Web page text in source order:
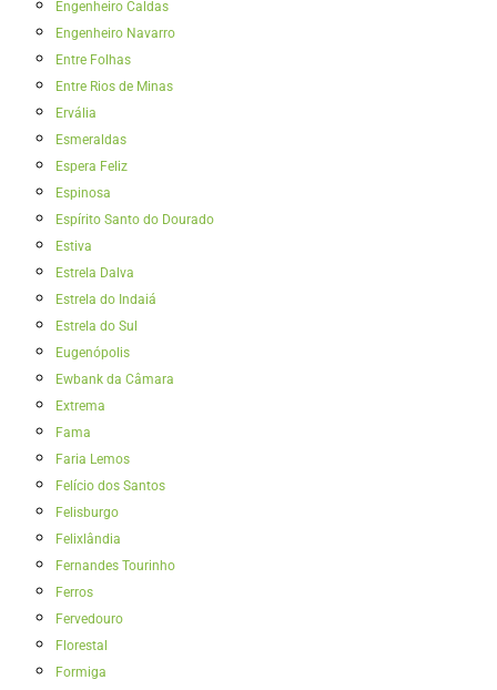
Engenheiro Caldas
Engenheiro Navarro
Entre Folhas
Entre Rios de Minas
Ervália
Esmeraldas
Espera Feliz
Espinosa
Espírito Santo do Dourado
Estiva
Estrela Dalva
Estrela do Indaiá
Estrela do Sul
Eugenópolis
Ewbank da Câmara
Extrema
Fama
Faria Lemos
Felício dos Santos
Felisburgo
Felixlândia
Fernandes Tourinho
Ferros
Fervedouro
Florestal
Formiga